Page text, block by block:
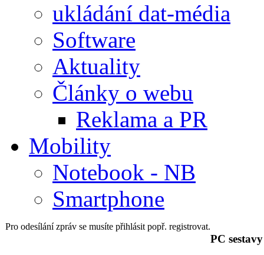
ukládání dat-média
Software
Aktuality
Články o webu
Reklama a PR
Mobility
Notebook - NB
Smartphone
Pro odesílání zpráv se musíte přihlásit popř. registrovat.
PC